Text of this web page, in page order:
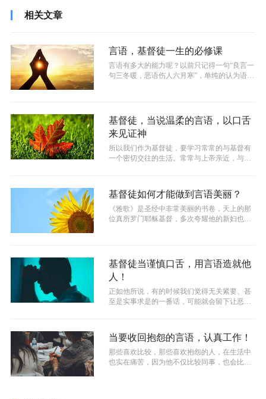
相关文章
言语，基督徒一生的必修课
​言语有多大的能力呢？以前只记得一句“良言一
句三冬暖，恶语伤人六月寒”，单纯的认为语言
基督徒，当说温柔的言语，以口舌
来见证神
所以我们作为基督徒，要学习常常的与基督有
一个密切交往的生活。常常与上帝亲近，与耶
基督徒如何才能做到言语美丽？
​《雅歌》是圣经中非常美丽的书卷，天上的那
位真所罗门耶稣基督，多次夸耀他的新妇也就
基督徒当谨慎口舌，用言语造就他
人！
正如他所说，有的时候我们觉得无关紧要、甚
至是实事求是的一番话，可能就会留下让恶者
当要收回抱怨的言语，认真工作！
那些喜欢比较，那些喜欢抱怨的人，在生活中
也实在痛苦，因为他不仅比较同事，也会比较